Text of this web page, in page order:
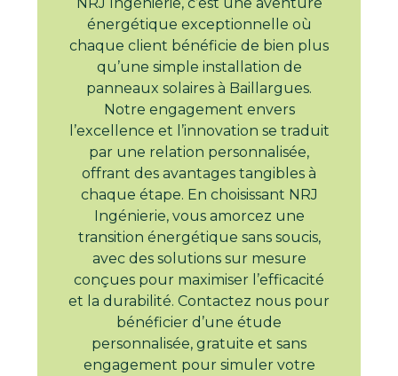
énergétique exceptionnelle où
chaque client bénéficie de bien plus
qu’une simple installation de
panneaux solaires à Baillargues.
Notre engagement envers
l’excellence et l’innovation se traduit
par une relation personnalisée,
offrant des avantages tangibles à
chaque étape. En choisissant NRJ
Ingénierie, vous amorcez une
transition énergétique sans soucis,
avec des solutions sur mesure
conçues pour maximiser l’efficacité
et la durabilité. Contactez nous pour
bénéficier d’une étude
personnalisée, gratuite et sans
engagement pour simuler votre